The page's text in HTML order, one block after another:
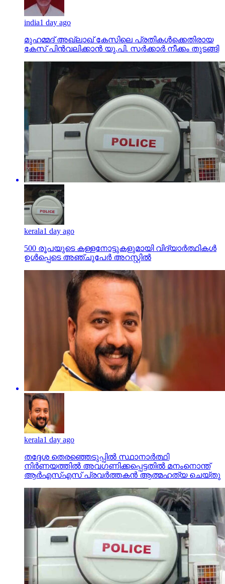
india1 day ago
മുഹമ്മദ് അഖ്‌ലാഖ് കേസിലെ പ്രതികള്‍ക്കെതിരായ
കേസ് പിന്‍വലിക്കാന്‍ യു.പി. സര്‍ക്കാര്‍ നീക്കം തുടങ്ങി
kerala1 day ago
500 രൂപയുടെ കള്ളനോട്ടുകളുമായി വിദ്യാര്‍ത്ഥികള്‍
ഉള്‍പ്പെടെ അഞ്ചുപേര്‍ അറസ്റ്റില്‍
kerala1 day ago
തദ്ദേശ തെരഞ്ഞെടുപ്പില്‍ സ്ഥാനാര്‍ത്ഥി
നിര്‍ണയത്തില്‍ അവഗണിക്കപ്പെട്ടതില്‍ മനംനൊന്ത്
ആര്‍എസ്എസ് പ്രവര്‍ത്തകന്‍ ആത്മഹത്യ ചെയ്തു